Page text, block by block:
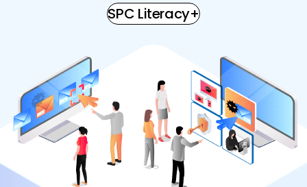
SPC Literacy+